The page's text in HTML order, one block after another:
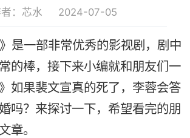
：芯水 2024-07-05
》是一部非常优秀的影视剧，剧中
的棒，接下来小编就和朋友们一
如果裴文宣真的死了，李蓉会答
吗？来探讨一下，希望看完的朋
章。